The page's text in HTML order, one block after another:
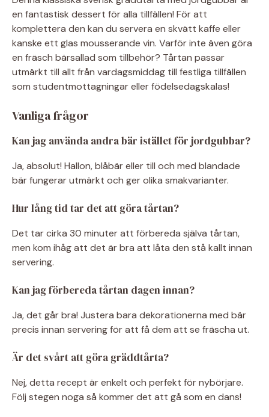
en fantastisk dessert för alla tillfällen! För att
komplettera den kan du servera en skvätt kaffe eller
kanske ett glas mousserande vin. Varför inte även göra
en fräsch bärsallad som tillbehör? Tårtan passar
utmärkt till allt från vardagsmiddag till festliga tillfällen
som studentmottagningar eller födelsedagskalas!
Vanliga frågor
Kan jag använda andra bär istället för jordgubbar?
Ja, absolut! Hallon, blåbär eller till och med blandade
bär fungerar utmärkt och ger olika smakvarianter.
Hur lång tid tar det att göra tårtan?
Det tar cirka 30 minuter att förbereda själva tårtan,
men kom ihåg att det är bra att låta den stå kallt innan
servering.
Kan jag förbereda tårtan dagen innan?
Ja, det går bra! Justera bara dekorationerna med bär
precis innan servering för att få dem att se fräscha ut.
Är det svårt att göra gräddtårta?
Nej, detta recept är enkelt och perfekt för nybörjare.
Följ stegen noga så kommer det att gå som en dans!